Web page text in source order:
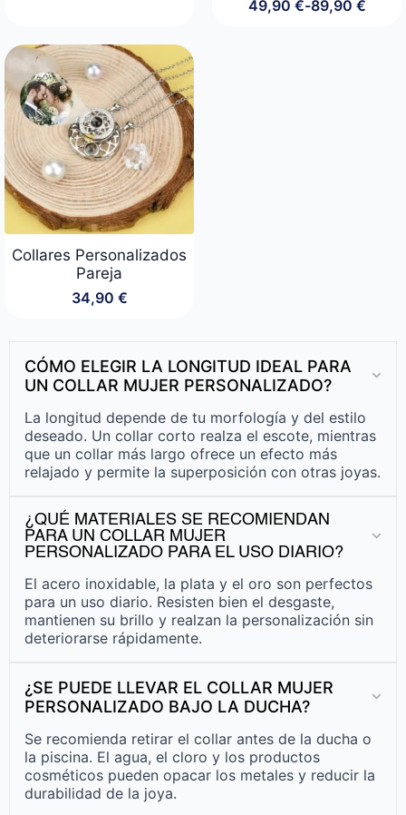
49,90 €-89,90 €
Rango
Collares Personalizados
Pareja
34,90 €
CÓMO ELEGIR LA LONGITUD IDEAL PARA
UN COLLAR MUJER PERSONALIZADO?
La longitud depende de tu morfología y del estilo
deseado. Un collar corto realza el escote, mientras
que un collar más largo ofrece un efecto más
relajado y permite la superposición con otras joyas.
¿QUÉ MATERIALES SE RECOMIENDAN
PARA UN COLLAR MUJER
PERSONALIZADO PARA EL USO DIARIO?
El acero inoxidable, la plata y el oro son perfectos
para un uso diario. Resisten bien el desgaste,
mantienen su brillo y realzan la personalización sin
deteriorarse rápidamente.
¿SE PUEDE LLEVAR EL COLLAR MUJER
PERSONALIZADO BAJO LA DUCHA?
Se recomienda retirar el collar antes de la ducha o
la piscina. El agua, el cloro y los productos
cosméticos pueden opacar los metales y reducir la
durabilidad de la joya.